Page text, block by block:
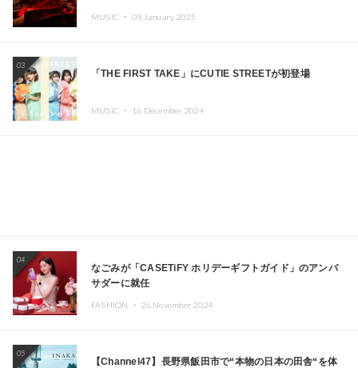
Kza（FORCE OF NATURE）ら日本を代表するDJ・クリ
MUSIC ・ 09.January.2025
03
「THE FIRST TAKE」にCUTIE STREETが初登場
MUSIC ・ 16.December.2024
04
なごみが「CASETiFY ホリデーギフトガイド」のアンバ
サダーに就任
FASHION ・ 26.November.2024
05
【Channel47】長野県飯田市で“本物の日本の田舎“を体